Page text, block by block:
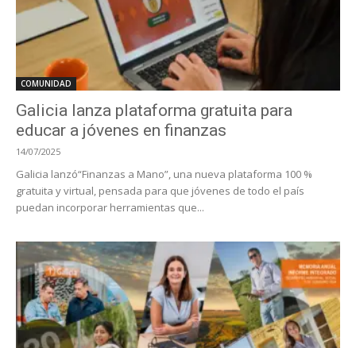
COMUNIDAD
Galicia lanza plataforma gratuita para
educar a jóvenes en finanzas
14/07/2025
Galicia lanzó“Finanzas a Mano”, una nueva plataforma 100 %
gratuita y virtual, pensada para que jóvenes de todo el país
puedan incorporar herramientas que...